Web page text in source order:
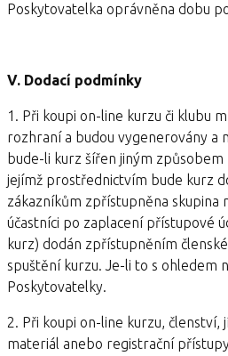
Poskytovatelka oprávněna dobu
V. Dodací podmínky
1. Při koupi on-line kurzu či klubu
rozhraní a budou vygenerovány a
bude-li kurz šířen jiným
jejímž prostřednictvím bude kurz
zákazníkům zpřístupněna
účastníci po zaplacení přístupové
kurz) dodán zpřístupněním
spuštění kurzu. Je-li to s ohledem
Poskytovatelky.
2. Při koupi on-line kurzu,
materiál anebo registrační